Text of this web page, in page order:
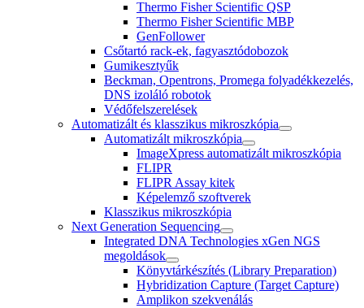
Thermo Fisher Scientific QSP
Thermo Fisher Scientific MBP
GenFollower
Csőtartó rack-ek, fagyasztódobozok
Gumikesztyűk
Beckman, Opentrons, Promega folyadékkezelés,
DNS izoláló robotok
Védőfelszerelések
Automatizált és klasszikus mikroszkópia
Automatizált mikroszkópia
ImageXpress automatizált mikroszkópia
FLIPR
FLIPR Assay kitek
Képelemző szoftverek
Klasszikus mikroszkópia
Next Generation Sequencing
Integrated DNA Technologies xGen NGS
megoldások
Könyvtárkészítés (Library Preparation)
Hybridization Capture (Target Capture)
Amplikon szekvenálás